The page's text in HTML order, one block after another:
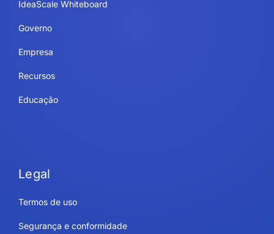
IdeaScale Whiteboard
Governo
Empresa
Recursos
Educação
Legal
Termos de uso
Segurança e conformidade